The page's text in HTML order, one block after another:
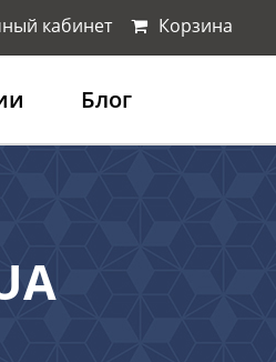
кабинет Корзина
Блог